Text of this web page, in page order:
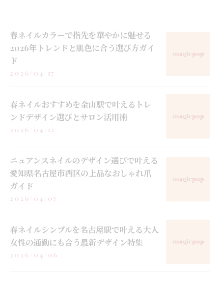
春ネイルカラーで指先を華やかに魅せる
2026年トレンドと肌色に合う選び方ガイ
ド
2026/04/17
春ネイルおすすめを金山駅で叶えるトレ
ンドデザイン選びとサロン活用術
2026/04/12
ニュアンスネイルのデザイン選びで叶える
愛知県名古屋市西区の上品なおしゃれ爪
ガイド
2026/04/07
春ネイルシンプルを名古屋駅で叶える大人
女性の通勤にも合う最新デザイン特集
2026/04/06